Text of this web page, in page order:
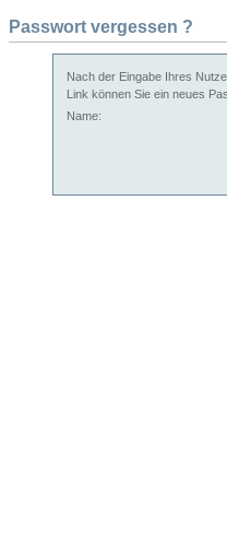
Passwort vergessen ?
Nach der Eingabe Ihres
Link können Sie ein neues
Name: